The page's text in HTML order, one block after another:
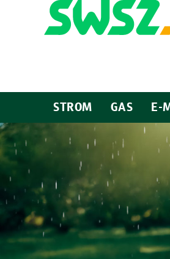
STROM GAS E-